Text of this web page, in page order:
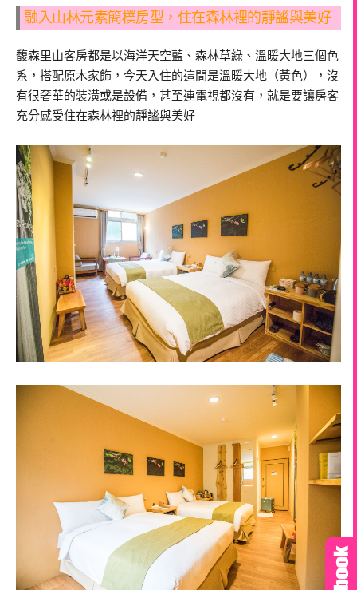
融入山林元素簡樸房型，住在森林裡的靜謐與美好
馥森里山客房都是以海洋天空藍、森林草綠、溫暖大地三個色
系，搭配原木家飾，今天入住的這間是溫暖大地（黃色），沒
有很奢華的裝潢或是設備，甚至連電視都沒有，就是要讓房客
充分感受住在森林裡的靜謐與美好